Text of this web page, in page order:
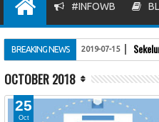
#INFOWB
BREAKING NEWS 2019-07-15
OCTOBER 2018
25
Oct